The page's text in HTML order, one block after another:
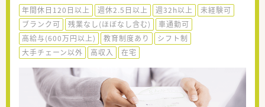
年間休日120日以上 週休2.5日以上 週32h以上
未経験可
ブランク可
残業なし(ほぼなし含む)
車通勤可
高給与(600万円以上)
教育制度あり
シフト制
大手チェーン以外
高収入 在宅